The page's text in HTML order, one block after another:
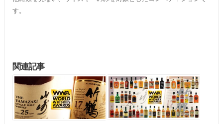
す。
関連記事